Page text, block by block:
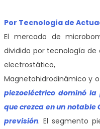
Por Tecnología de
El mercado de
dividido por tecnología
electrostático,
Magnetohidrodinámico y
piezoeléctrico dominó
que crezca en un notable
previsión. El segmento